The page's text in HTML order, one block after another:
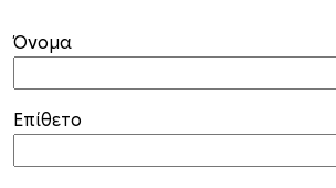
Όνομα
Επίθετο